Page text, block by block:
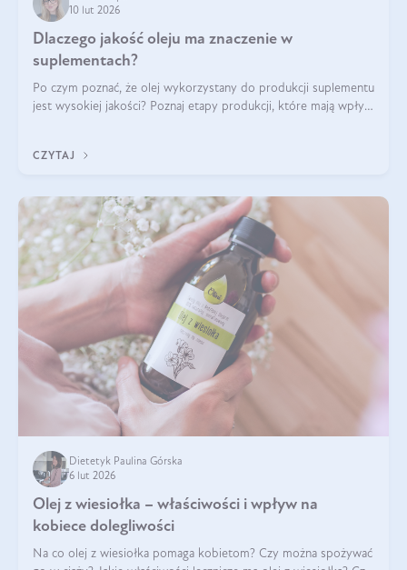
10 lut 2026
Dlaczego jakość oleju ma znaczenie w
suplementach?
Po czym poznać, że olej wykorzystany do produkcji suplementu
jest wysokiej jakości? Poznaj etapy produkcji, które mają wpływ
CZYTAJ
Dietetyk Paulina Górska
6 lut 2026
Olej z wiesiołka – właściwości i wpływ na
kobiece dolegliwości
Na co olej z wiesiołka pomaga kobietom? Czy można spożywać